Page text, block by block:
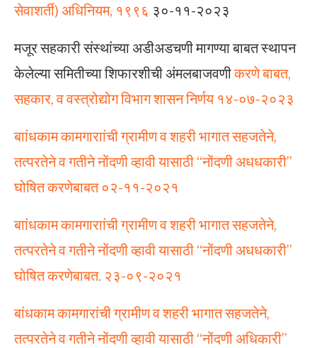
सेवाशर्ती) अधिनियम, १९९६ ३०-११-२०२३
मजूर सहकारी संस्थांच्या अडीअडचणी मागण्या बाबत स्थापन
केलेल्या समितीच्या शिफारशीची अंमलबाजवणीकरणे बाबत,
सहकार, व वस्त्रोद्योग विभाग शासन निर्णय १४-०७-२०२३
बाांधकाम कामगाराांची ग्रामीण व शहरी भागात सहजतेने,
तत्परतेने व गतीने नोंदणी व्हावी यासाठी “नोंदणी अधधकारी”
घोषित करणेबाबत ०२-११-२०२१
बाांधकाम कामगाराांची ग्रामीण व शहरी भागात सहजतेने,
तत्परतेने व गतीने नोंदणी व्हावी यासाठी “नोंदणी अधधकारी”
घोषित करणेबाबत. २३-०९-२०२१
बांधकाम कामगारांची ग्रामीण व शहरी भागात सहजतेने,
तत्परतेने व गतीने नोंदणी व्हावी यासाठी “नोंदणी अधिकारी”